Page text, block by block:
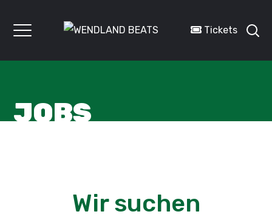
Tickets
JOBS
Wir suchen